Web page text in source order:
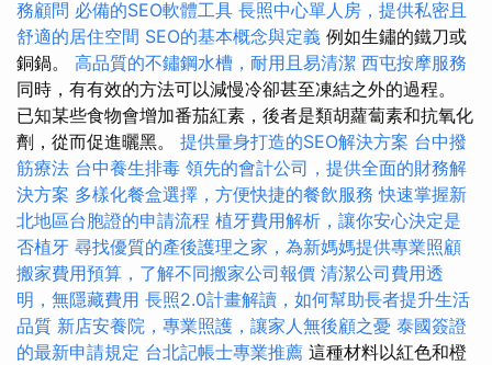
務顧問 必備的SEO軟體工具 長照中心單人房，提供私密且
舒適的居住空間 SEO的基本概念與定義 例如生鏽的鐵刀或
銅鍋。 高品質的不鏽鋼水槽，耐用且易清潔 西屯按摩服務
同時，有有效的方法可以減慢冷卻甚至凍結之外的過程。
已知某些食物會增加番茄紅素，後者是類胡蘿蔔素和抗氧化
劑，從而促進曬黑。 提供量身打造的SEO解決方案 台中撥
筋療法 台中養生排毒 領先的會計公司，提供全面的財務解
決方案 多樣化餐盒選擇，方便快捷的餐飲服務 快速掌握新
北地區台胞證的申請流程 植牙費用解析，讓你安心決定是
否植牙 尋找優質的產後護理之家，為新媽媽提供專業照顧
搬家費用預算，了解不同搬家公司報價 清潔公司費用透
明，無隱藏費用 長照2.0計畫解讀，如何幫助長者提升生活
品質 新店安養院，專業照護，讓家人無後顧之憂 泰國簽證
的最新申請規定 台北記帳士專業推薦 這種材料以紅色和橙